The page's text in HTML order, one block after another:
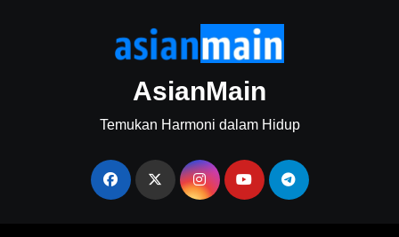
AsianMain
Temukan Harmoni dalam Hidup